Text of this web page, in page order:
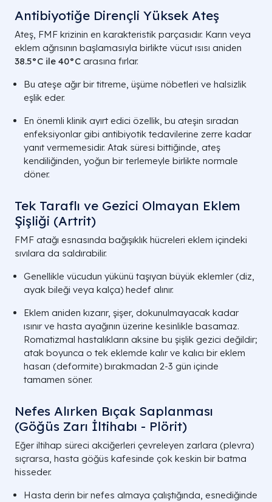
Antibiyotiğe Dirençli Yüksek Ateş
Ateş, FMF krizinin en karakteristik parçasıdır. Karın veya
eklem ağrısının başlamasıyla birlikte vücut ısısı aniden
38.5°C ile 40°C arasına fırlar.
Bu ateşe ağır bir titreme, üşüme nöbetleri ve halsizlik
eşlik eder.
En önemli klinik ayırt edici özellik, bu ateşin sıradan
enfeksiyonlar gibi antibiyotik tedavilerine zerre kadar
yanıt vermemesidir. Atak süresi bittiğinde, ateş
kendiliğinden, yoğun bir terlemeyle birlikte normale
döner.
Tek Taraflı ve Gezici Olmayan Eklem
Şişliği (Artrit)
FMF atağı esnasında bağışıklık hücreleri eklem içindeki
sıvılara da saldırabilir.
Genellikle vücudun yükünü taşıyan büyük eklemler (diz,
ayak bileği veya kalça) hedef alınır.
Eklem aniden kızarır, şişer, dokunulmayacak kadar
ısınır ve hasta ayağının üzerine kesinlikle basamaz.
Romatizmal hastalıkların aksine bu şişlik gezici değildir;
atak boyunca o tek eklemde kalır ve kalıcı bir eklem
hasarı (deformite) bırakmadan 2-3 gün içinde
tamamen söner.
Nefes Alırken Bıçak Saplanması
(Göğüs Zarı İltihabı - Plörit)
Eğer iltihap süreci akciğerleri çevreleyen zarlara (plevra)
sıçrarsa, hasta göğüs kafesinde çok keskin bir batma
hisseder.
Hasta derin bir nefes almaya çalıştığında, esnediğinde